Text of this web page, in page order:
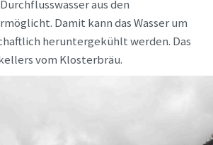
aus den
Damit kann das Wasser um
heruntergekühlt werden. Das
vom Klosterbräu.